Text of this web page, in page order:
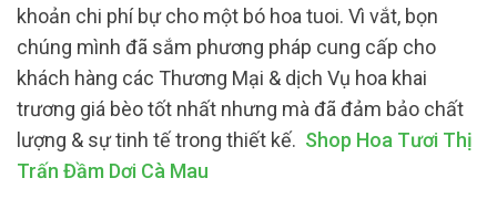
khoản chi phí bự cho một bó hoa tuoi. Vì vắt, bọn
chúng mình đã sắm phương pháp cung cấp cho
khách hàng các Thương Mại & dịch Vụ hoa khai
trương giá bèo tốt nhất nhưng mà đã đảm bảo chất
lượng & sự tinh tế trong thiết kế. Shop Hoa Tươi Thị
Trấn Đầm Dơi Cà Mau